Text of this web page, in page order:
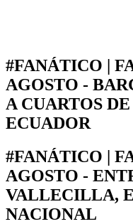
#FANÁTICO |
AGOSTO -
A CUARTOS
ECUADOR
#FANÁTICO |
AGOSTO -
VALLECILLA,
NACIONAL